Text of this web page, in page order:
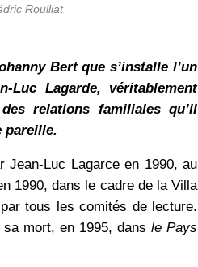
Roulliat
Bert que s’installe l’un
Luc Lagarde, véritablement
relations familiales qu’il
pareille.
Jean-Luc Lagarce en 1990, au
1990, dans le cadre de la Villa
tous les comités de lecture.
sa mort, en 1995, dansle Pays